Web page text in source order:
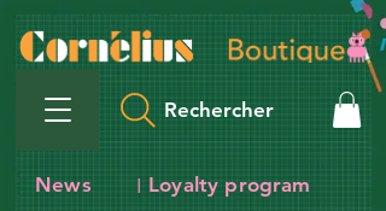
Rechercher
Loyalty program
News I